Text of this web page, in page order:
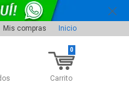
Mis compras Inicio
Carrito
0